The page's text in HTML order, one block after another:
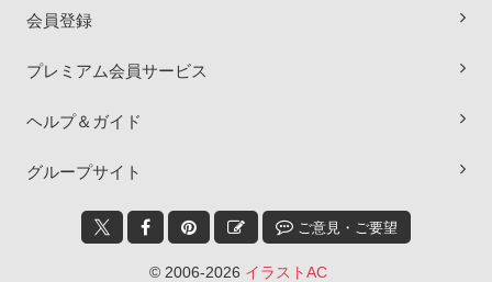
会員登録
プレミアム会員サービス
ヘルプ＆ガイド
グループサイト
ご意見・ご要望
© 2006-2026 イラストAC